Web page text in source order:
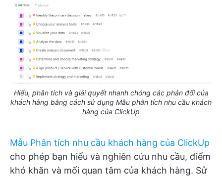
Hiểu, phân tích và giải quyết nhanh chóng các phản đối của
khách hàng bằng cách sử dụng Mẫu phân tích nhu cầu khách
hàng của ClickUp
Mẫu Phân tích nhu cầu khách hàng của ClickUp
cho phép bạn hiểu và nghiên cứu nhu cầu, điểm
khó khăn và mối quan tâm của khách hàng. Sử